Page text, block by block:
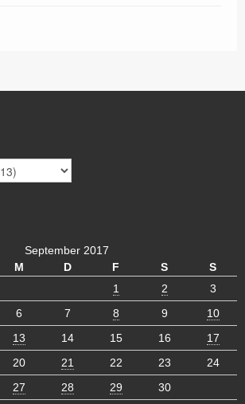
September 2017
M D F S
S
1
2
3
6 7 8 9
10
13 14 15 16
17
20 21 22 23
24
27 28 29 30